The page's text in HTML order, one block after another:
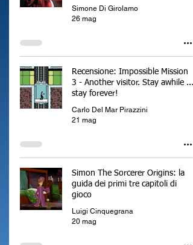
Simone Di Girolamo
26 mag
Recensione: Impossible Mission
3 - Another visitor. Stay awhile ...
stay forever!
Carlo Del Mar Pirazzini
21 mag
Simon The Sorcerer Origins: la
guida dei primi tre capitoli di
gioco
Luigi Cinquegrana
20 mag